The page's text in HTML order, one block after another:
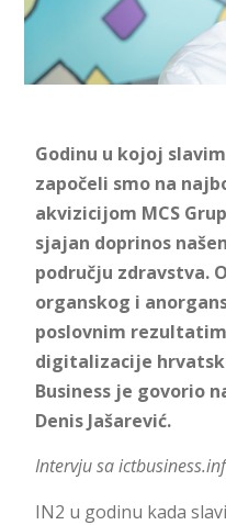
Godinu u kojoj
započeli smo na
akvizicijom MCS
sjajan doprinos
području zdravstva.
organskog i
poslovnim
digitalizacije
Business je govorio
Denis Jašarević.
Intervju sa
IN2 u godinu kada